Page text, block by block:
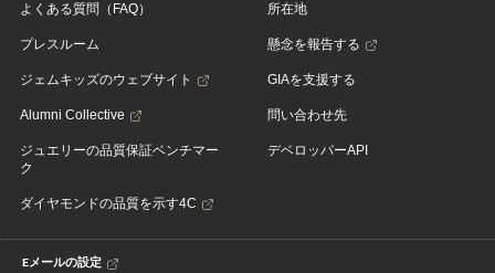
よくある質問（FAQ）
プレスルーム
ジェムキッズのウェブサイト
Alumni Collective
ジュエリーの品質保証ベンチマー
ク
ダイヤモンドの品質を示す4C
所在地
懸念を報告する
GIAを支援する
問い合わせ先
デベロッパーAPI
Eメールの設定